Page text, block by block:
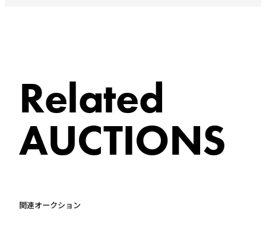
Related
AUCTIONS
関連オークション